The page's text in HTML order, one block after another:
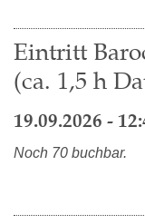
Eintritt
(ca. 1,5 h
19.09.2026 -
Noch 70 buchbar.